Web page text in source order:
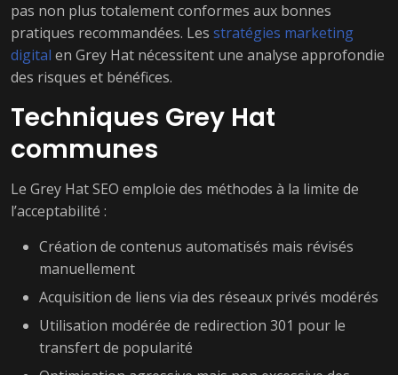
pas non plus totalement conformes aux bonnes
pratiques recommandées. Les stratégies marketing
digital en Grey Hat nécessitent une analyse approfondie
des risques et bénéfices.
Techniques Grey Hat
communes
Le Grey Hat SEO emploie des méthodes à la limite de
l’acceptabilité :
Création de contenus automatisés mais révisés
manuellement
Acquisition de liens via des réseaux privés modérés
Utilisation modérée de redirection 301 pour le
transfert de popularité